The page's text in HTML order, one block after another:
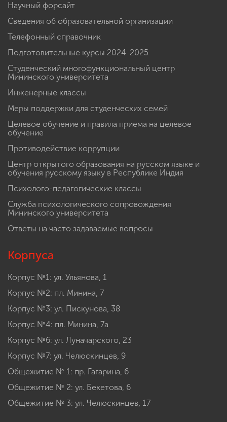
Научный форсайт
Сведения об образовательной организации
Телефонный справочник
Подготовительные курсы 2024-2025
Студенческий многофункциональный центр
Мининского университета
Инженерные классы
Меры поддержки для студенческих семей
Целевое обучение и правила приема на целевое
обучение
Противодействие коррупции
Центр открытого образования на русском языке и
обучения русскому языку в Республике Индия
Психолого-педагогические классы
Служба психологического сопровождения
Мининского университета
Ответы на часто задаваемые вопросы
Корпуса
Корпус №1: ул. Ульянова, 1
Корпус №2: пл. Минина, 7
Корпус №3: ул. Пискунова, 38
Корпус №4: пл. Минина, 7а
Корпус №6: ул. Луначарского, 23
Корпус №7: ул. Челюскинцев, 9
Общежитие № 1: пр. Гагарина, 6
Общежитие № 2: ул. Бекетова, 6
Общежитие № 3: ул. Челюскинцев, 17